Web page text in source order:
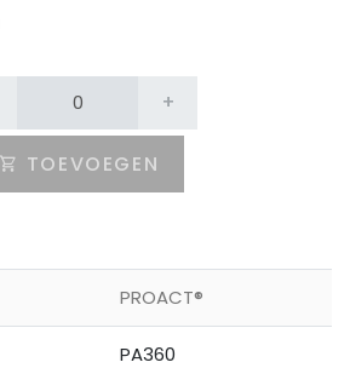
+
TOEVOEGEN
PROACT®
PA360